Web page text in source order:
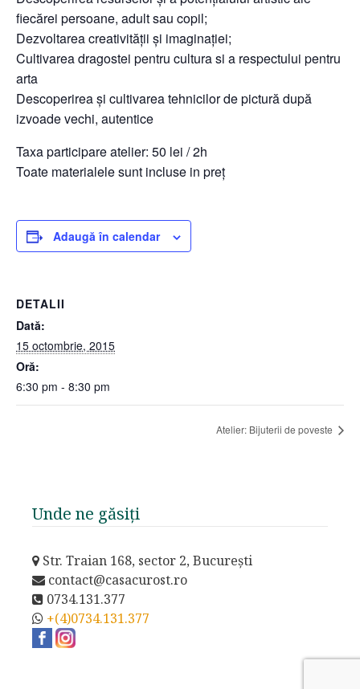
fiecărei persoane, adult sau copil;
Dezvoltarea creativității și imaginației;
Cultivarea dragostei pentru cultura si a respectului pentru
arta
Descoperirea și cultivarea tehnicilor de pictură după
izvoade vechi, autentice
Taxa participare atelier: 50 lei / 2h
Toate materialele sunt incluse in preț
Adaugă în calendar
DETALII
Dată:
15 octombrie, 2015
Oră:
6:30 pm - 8:30 pm
Atelier: Bijuterii de poveste
Unde ne găsiți
Str. Traian 168, sector 2, București
contact@casacurost.ro
0734.131.377
+(4)0734.131.377